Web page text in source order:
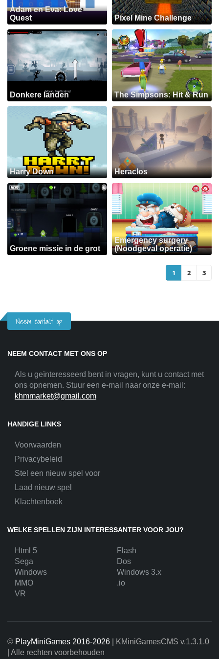
Adam en Eva: Love
Quest
Pixel Mine Challenge
Donkere landen The Simpsons: Hit & Run
Harry Down Heraclos
Groene missie in de grot
Emergency surgery
(Noodgeval operatie)
1 2 3
Neem contact op
NEEM CONTACT MET ONS OP
Als u geïnteresseerd bent in vragen, kunt u contact met
ons opnemen. Stuur een e-mail naar onze e-mail:
khmmarket@gmail.com
HANDIGE LINKS
Voorwaarden
Privacybeleid
Stel een nieuw spel voor
Laad nieuw spel
Klachtenboek
WELKE SPELLEN ZIJN INTERESSANTER VOOR JOU?
Html 5
Flash
Sega
Dos
Windows
Windows 3.x
MMO
.io
VR
© PlayMiniGames 2016-2026 | KMiniGamesCMS v.1.3.1.0
| Alle rechten voorbehouden